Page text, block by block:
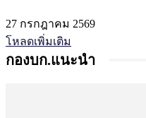
27 กรกฎาคม 2569
โหลดเพิ่มเติม
กองบก.แนะนำ